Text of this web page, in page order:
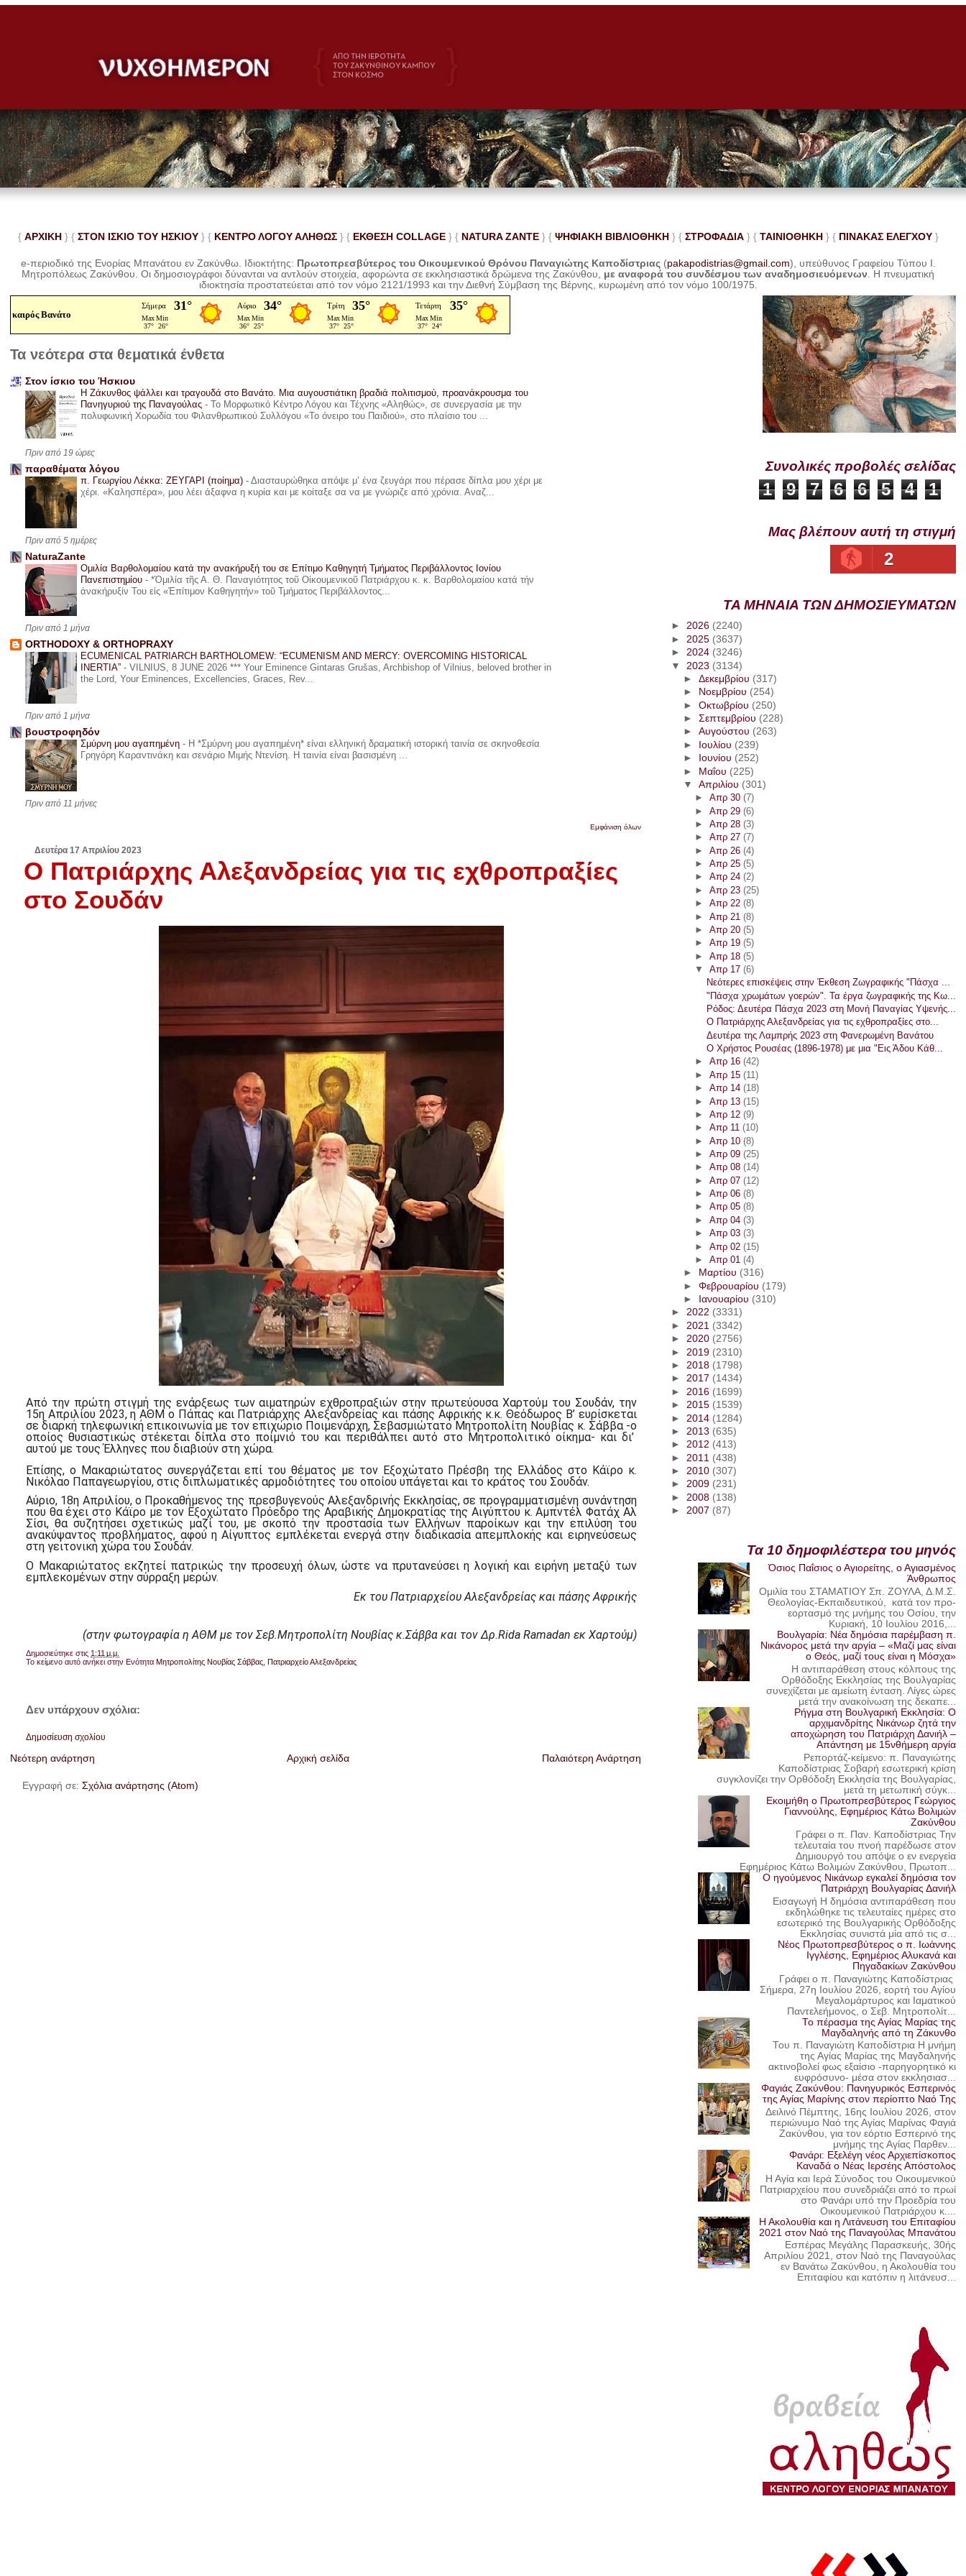
{ ΑΡΧΙΚΗ } { ΣΤΟΝ ΙΣΚΙΟ ΤΟΥ ΗΣΚΙΟΥ } { ΚΕΝΤΡΟ ΛΟΓΟΥ ΑΛΗΘΩΣ } { ΕΚΘΕΣΗ COLLAGE }{ NATURA ZANTE} { ΨΗΦΙΑΚΗ ΒΙΒΛΙΟΘΗΚΗ } { ΣΤΡΟΦΑΔΙΑ } { ΤΑΙΝΙΟΘΗΚΗ } { ΠΙΝΑΚΑΣ ΕΛΕΓΧΟΥ}
e-περιοδικό της Ενορίας Μπανάτου εν Ζακύνθω. Ιδιοκτήτης: Πρωτοπρεσβύτερος του Οικουμενικού Θρόνου Παναγιώτης Καποδίστριας (pakapodistrias@gmail.com), υπεύθυνος Γραφείου Τύπου Ι.
Μητροπόλεως Ζακύνθου.Οι δημοσιογράφοι δύνανται να αντλούν στοιχεία, αφορώντα σε εκκλησιαστικά δρώμενα της Ζακύνθου, με αναφορά του συνδέσμου των αναδημοσιευόμενων . Ηπνευματική
ιδιοκτησία προστατεύεται από τον νόμο 2121/1993 και την Διεθνή Σύμβαση της Βέρνης, κυρωμένη από τον νόμο 100/1975.
καιρός Βανάτο
Τα νεότερα στα θεματικά ένθετα
Στον ίσκιο του Ήσκιου
Η Ζάκυνθος ψάλλει και τραγουδά στο Βανάτο. Μια αυγουστιάτικη βραδιά πολιτισμού, προανάκρουσμα του
Πανηγυριού της Παναγούλας - Το Μορφωτικό Κέντρο Λόγου και Τέχνης «Αληθώς», σε συνεργασία με την
πολυφωνική Χορωδία του Φιλανθρωπικού Συλλόγου «Το όνειρο του Παιδιού», στο πλαίσιο του ...
Πριν από 19 ώρες
παραθέματα λόγου
π. Γεωργίου Λέκκα: ΖΕΥΓΑΡΙ (ποίημα) - Διασταυρώθηκα απόψε μ’ ένα ζευγάρι που πέρασε δίπλα μου χέρι με
χέρι. «Καλησπέρα», μου λέει άξαφνα η κυρία και με κοίταξε σα να με γνώριζε από χρόνια. Αναζ...
Πριν από 5 ημέρες
NaturaZante
Ομιλία Βαρθολομαίου κατά την ανακήρυξή του σε Επίτιμο Καθηγητή Τμήματος Περιβάλλοντος Ιονίου
Πανεπιστημίου - *Ὁμιλία τῆς Α. Θ. Παναγιότητος τοῦ Οἰκουμενικοῦ Πατριάρχου κ. κ. Βαρθολομαίου κατά τήν
ἀνακήρυξίν Του εἰς «Ἐπίτιμον Καθηγητήν» τοῦ Τμήματος Περιβάλλοντος...
Πριν από 1 μήνα
ORTHODOXY & ORTHOPRAXY
ECUMENICAL PATRIARCH BARTHOLOMEW: “ECUMENISM AND MERCY: OVERCOMING HISTORICAL
INERTIA” - VILNIUS, 8 JUNE 2026 *** Your Eminence Gintaras Grušas, Archbishop of Vilnius, beloved brother in
the Lord, Your Eminences, Excellencies, Graces, Rev...
Πριν από 1 μήνα
βουστροφηδόν
Σμύρνη μου αγαπημένη - Η *Σμύρνη μου αγαπημένη* είναι ελληνική δραματική ιστορική ταινία σε σκηνοθεσία
Γρηγόρη Καραντινάκη και σενάριο Μιμής Ντενίση. Η ταινία είναι βασισμένη ...
Πριν από 11 μήνες
Εμφάνιση όλων
Δευτέρα 17 Απριλίου 2023
Ο Πατριάρχης Αλεξανδρείας για τις εχθροπραξίες
στο Σουδάν
Από την πρώτη στιγμή της ενάρξεως των αιματηρών εχθροπραξιών στην πρωτεύουσα Χαρτούμ του Σουδάν, την
15η Απριλίου 2023, η ΑΘΜ ο Πάπας και Πατριάρχης Αλεξανδρείας και πάσης Αφρικής κ.κ. Θεόδωρος Β’ ευρίσκεται
σε διαρκή τηλεφωνική επικοινωνία με τον επιχώριο Ποιμενάρχη, Σεβασμιώτατο Μητροπολίτη Νουβίας κ. Σάββα -ο
οποίος θυσιαστικώς στέκεται δίπλα στο ποίμνιό του και περιθάλπει αυτό στο Μητροπολιτικό οίκημα- και δι’
αυτού με τους Έλληνες που διαβιούν στη χώρα.
Επίσης, ο Μακαριώτατος συνεργάζεται επί του θέματος με τον Εξοχώτατο Πρέσβη της Ελλάδος στο Κάϊρο κ.
Νικόλαο Παπαγεωργίου, στις διπλωματικές αρμοδιότητες του οποίου υπάγεται και το κράτος του Σουδάν.
Αύριο, 18η Απριλίου, ο Προκαθήμενος της πρεσβυγενούς Αλεξανδρινής Εκκλησίας, σε προγραμματισμένη συνάντηση
που θα έχει στο Κάϊρο με τον Εξοχώτατο Πρόεδρο της Αραβικής Δημοκρατίας της Αιγύπτου κ. Αμπντέλ Φατάχ Αλ
Σίσι, θα συζητήσει σχετικώς μαζί του, με σκοπό την προστασία των Ελλήνων παροίκων και την επιλύση του
ανακύψαντος προβλήματος, αφού η Αίγυπτος εμπλέκεται ενεργά στην διαδικασία απεμπλοκής και ειρηνεύσεως
στη γειτονική χώρα του Σουδάν.
Ο Μακαριώτατος εκζητεί πατρικώς την προσευχή όλων, ώστε να πρυτανεύσει η λογική και ειρήνη μεταξύ των
εμπλεκομένων στην σύρραξη μερών.
Εκ του Πατριαρχείου Αλεξανδρείας και πάσης Αφρικής
(στην φωτογραφία η ΑΘΜ με τον Σεβ.Μητροπολίτη Νουβίας κ.Σάββα και τον Δρ.RidaRamadan εκ Χαρτούμ)
Δημοσιεύτηκε στις 1:11 μ.μ.
Το κείμενο αυτό ανήκει στην ΕνότηταΜητροπολίτης Νουβίας Σάββας ,Πατριαρχείο Αλεξανδρείας
Δεν υπάρχουν σχόλια:
Δημοσίευση σχολίου
Νεότερη ανάρτηση Παλαιότερη Ανάρτηση
Αρχική σελίδα
Εγγραφή σε:Σχόλια ανάρτησης (Atom)
Συνολικές προβολές σελίδας
1 9 7 6 6 5 4 1
Μας βλέπουν αυτή τη στιγμή
2
ΤΑ ΜΗΝΑΙΑ ΤΩΝ ΔΗΜΟΣΙΕΥΜΑΤΩΝ
►2026 (2240)
► 2025 (3637)
►2024 (3246)
▼ 2023 (3134)
► Δεκεμβρίου (317)
►
Νοεμβρίου (254)
► Οκτωβρίου (250)
► Σεπτεμβρίου (228)
► Αυγούστου (263)
►
Ιουλίου (239)
►
Ιουνίου (252)
► Μαΐου (225)
▼ Απριλίου (301)
► Απρ 30 (7)
► Απρ 29 (6)
► Απρ 28 (3)
► Απρ 27 (7)
► Απρ 26 (4)
► Απρ 25 (5)
► Απρ 24 (2)
► Απρ 23 (25)
► Απρ 22 (8)
► Απρ 21 (8)
► Απρ 20 (5)
► Απρ 19 (5)
► Απρ 18 (5)
▼ Απρ 17 (6)
Νεότερες επισκέψεις στην Έκθεση Ζωγραφικής "Πάσχα ...
"Πάσχα χρωμάτων γοερών". Τα έργα ζωγραφικής της Κω...
Ρόδος: Δευτέρα Πάσχα 2023 στη Μονή Παναγίας Υψενής...
Ο Πατριάρχης Αλεξανδρείας για τις εχθροπραξίες στο...
Δευτέρα της Λαμπρής 2023 στη Φανερωμένη Βανάτου
Ο Χρήστος Ρουσέας (1896-1978) με μια "Εις Άδου Κάθ...
► Απρ 16 (42)
► Απρ 15 (11)
► Απρ 14 (18)
► Απρ 13 (15)
► Απρ 12 (9)
► Απρ 11 (10)
► Απρ 10 (8)
► Απρ 09 (25)
► Απρ 08 (14)
► Απρ 07 (12)
► Απρ 06 (8)
► Απρ 05 (8)
► Απρ 04 (3)
► Απρ 03 (3)
► Απρ 02 (15)
► Απρ 01 (4)
►
Μαρτίου (316)
► Φεβρουαρίου (179)
►
Ιανουαρίου (310)
►2022 (3331)
► 2021 (3342)
►2020 (2756)
► 2019 (2310)
► 2018 (1798)
►2017 (1434)
► 2016 (1699)
►2015 (1539)
► 2014 (1284)
► 2013 (635)
►2012 (413)
► 2011 (438)
►2010 (307)
►2009 (231)
► 2008 (138)
►2007 (87)
Τα 10 δημοφιλέστερα του μηνός
Όσιος Παΐσιος ο Αγιορείτης, ο Αγιασμένος
Άνθρωπος
Ομιλία του ΣΤΑΜΑΤΙΟΥ Σπ. ΖΟΥΛΑ, Δ.Μ.Σ.
Θεολογίας-Εκπαιδευτικού, κατά τον προ-
εορτασμό της μνήμης του Οσίου, την
Κυριακή, 10 Ιουλίου 2016,...
Βουλγαρία: Νέα δημόσια παρέμβαση π.
Νικάνορος μετά την αργία – «Μαζί μας είναι
ο Θεός, μαζί τους είναι η Μόσχα»
Η αντιπαράθεση στους κόλπους της
Ορθόδοξης Εκκλησίας της Βουλγαρίας
συνεχίζεται με αμείωτη ένταση. Λίγες ώρες
μετά την ανακοίνωση της δεκαπε...
Ρήγμα στη Βουλγαρική Εκκλησία: Ο
αρχιμανδρίτης Νικάνωρ ζητά την
αποχώρηση του Πατριάρχη Δανιήλ –
Απάντηση με 15νθήμερη αργία
Ρεπορτάζ-κείμενο: π. Παναγιώτης
Καποδίστριας Σοβαρή εσωτερική κρίση
συγκλονίζει την Ορθόδοξη Εκκλησία της Βουλγαρίας,
μετά τη μετωπική σύγκ...
Εκοιμήθη ο Πρωτοπρεσβύτερος Γεώργιος
Γιαννούλης, Εφημέριος Κάτω Βολιμών
Ζακύνθου
Γράφει ο π. Παν. Καποδίστριας Την
τελευταία του πνοή παρέδωσε στον
Δημιουργό του απόψε ο εν ενεργεία
Εφημέριος Κάτω Βολιμών Ζακύνθου, Πρωτοπ...
Ο ηγούμενος Νικάνωρ εγκαλεί δημόσια τον
Πατριάρχη Βουλγαρίας Δανιήλ
Εισαγωγή Η δημόσια αντιπαράθεση που
εκδηλώθηκε τις τελευταίες ημέρες στο
εσωτερικό της Βουλγαρικής Ορθόδοξης
Εκκλησίας συνιστά μία από τις σ...
Νέος Πρωτοπρεσβύτερος ο π. Ιωάννης
Ιγγλέσης, Εφημέριος Αλυκανά και
Πηγαδακίων Ζακύνθου
Γράφει ο π. Παναγιώτης Καποδίστριας
Σήμερα, 27η Ιουλίου 2026, εορτή του Αγίου
Μεγαλομάρτυρος και Ιαματικού
Παντελεήμονος, ο Σεβ. Μητροπολίτ...
Το πέρασμα της Αγίας Μαρίας της
Μαγδαληνής από τη Ζάκυνθο
Του π. Παναγιώτη Καποδίστρια Η μνήμη
της Αγίας Μαρίας της Μαγδαληνής
ακτινοβολεί φως εξαίσιο -παρηγορητικό κι
ευφρόσυνο- μέσα στον εκκλησιασ...
Φαγιάς Ζακύνθου: Πανηγυρικός Εσπερινός
της Αγίας Μαρίνης στον περίοπτο Ναό Της
Δειλινό Πέμπτης, 16ης Ιουλίου 2026, στον
περιώνυμο Ναό της Αγίας Μαρίνας Φαγιά
Ζακύνθου, για τον εόρτιο Εσπερινό της
μνήμης της Αγίας Παρθεν...
Φανάρι: Εξελέγη νέος Αρχιεπίσκοπος
Καναδά ο Νέας Ιερσέης Απόστολος
Η Αγία και Ιερά Σύνοδος του Οικουμενικού
Πατριαρχείου που συνεδριάζει από το πρωί
στο Φανάρι υπό την Προεδρία του
Οικουμενικού Πατριάρχου κ....
Η Ακολουθία και η Λιτάνευση του Επιταφίου
2021 στον Ναό της Παναγούλας Μπανάτου
Εσπέρας Μεγάλης Παρασκευής, 30ής
Απριλίου 2021, στον Ναό της Παναγούλας
εν Βανάτω Ζακύνθου, η Ακολουθία του
Επιταφίου και κατόπιν η λιτάνευσ...